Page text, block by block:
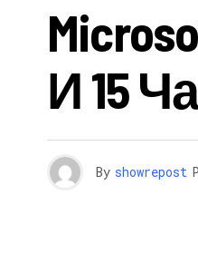
И 15
By showrepost